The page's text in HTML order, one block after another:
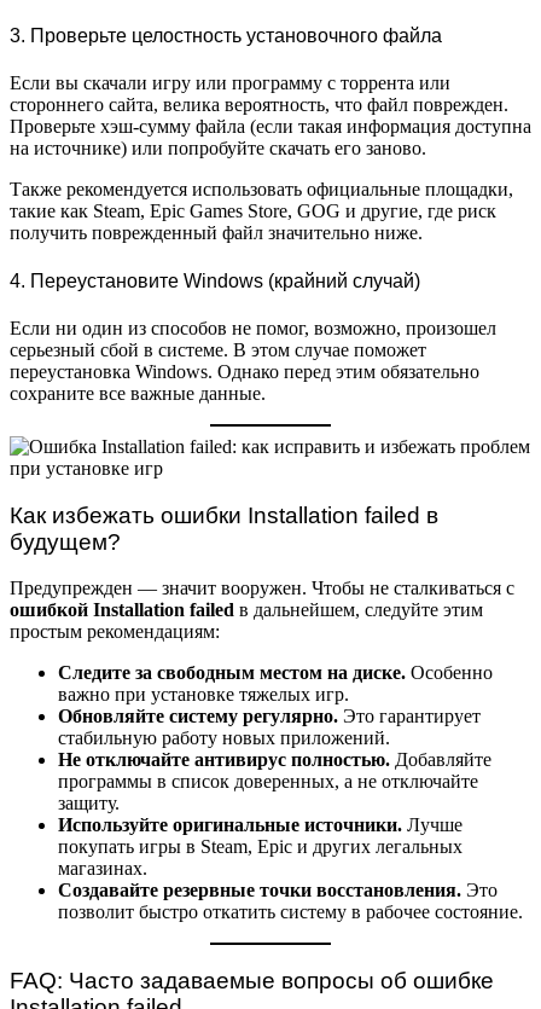
3. Проверьте целостность установочного файла
Если вы скачали игру или программу с торрента или
стороннего сайта, велика вероятность, что файл поврежден.
Проверьте хэш-сумму файла (если такая информация доступна
на источнике) или попробуйте скачать его заново.
Также рекомендуется использовать официальные площадки,
такие как Steam, Epic Games Store, GOG и другие, где риск
получить поврежденный файл значительно ниже.
4. Переустановите Windows (крайний случай)
Если ни один из способов не помог, возможно, произошел
серьезный сбой в системе. В этом случае поможет
переустановка Windows. Однако перед этим обязательно
сохраните все важные данные.
Как избежать ошибки Installation failed в
будущем?
Предупрежден — значит вооружен. Чтобы не сталкиваться с
ошибкой Installation failed в дальнейшем, следуйте этим
простым рекомендациям:
Следите за свободным местом на диске. Особенно
важно при установке тяжелых игр.
Обновляйте систему регулярно. Это гарантирует
стабильную работу новых приложений.
Не отключайте антивирус полностью. Добавляйте
программы в список доверенных, а не отключайте
защиту.
Используйте оригинальные источники. Лучше
покупать игры в Steam, Epic и других легальных
магазинах.
Создавайте резервные точки восстановления. Это
позволит быстро откатить систему в рабочее состояние.
FAQ: Часто задаваемые вопросы об ошибке